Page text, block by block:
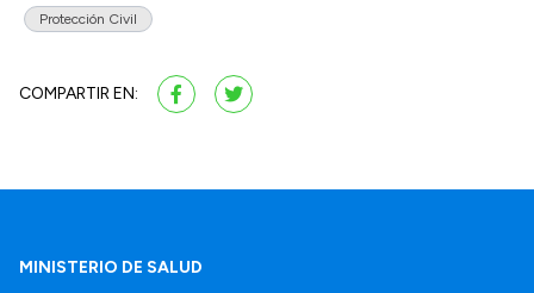
Protección Civil
COMPARTIR EN:
MINISTERIO DE SALUD